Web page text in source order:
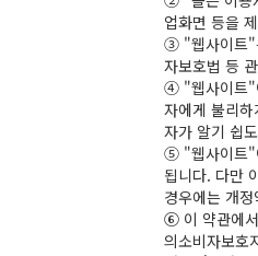
업화면 등을
③ "웹사이트"
자보호법 등
④ "웹사이트"
자에게 불리
자가 알기 쉽
⑤ "웹사이트"
됩니다. 다만
경우에는 개
⑥ 이 약관에서
의소비자보호